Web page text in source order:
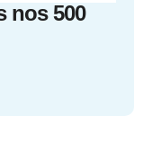
nos 500